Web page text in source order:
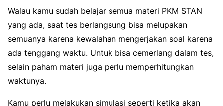
Walau kamu sudah belajar semua materi PKM STAN
yang ada, saat tes berlangsung bisa melupakan
semuanya karena kewalahan mengerjakan soal karena
ada tenggang waktu. Untuk bisa cemerlang dalam tes,
selain paham materi juga perlu memperhitungkan
waktunya.
Kamu perlu melakukan simulasi seperti ketika akan